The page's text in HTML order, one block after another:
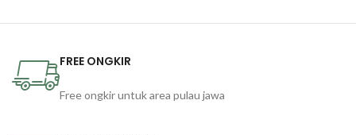
FREE ONGKIR
Free ongkir untuk area pulau jawa